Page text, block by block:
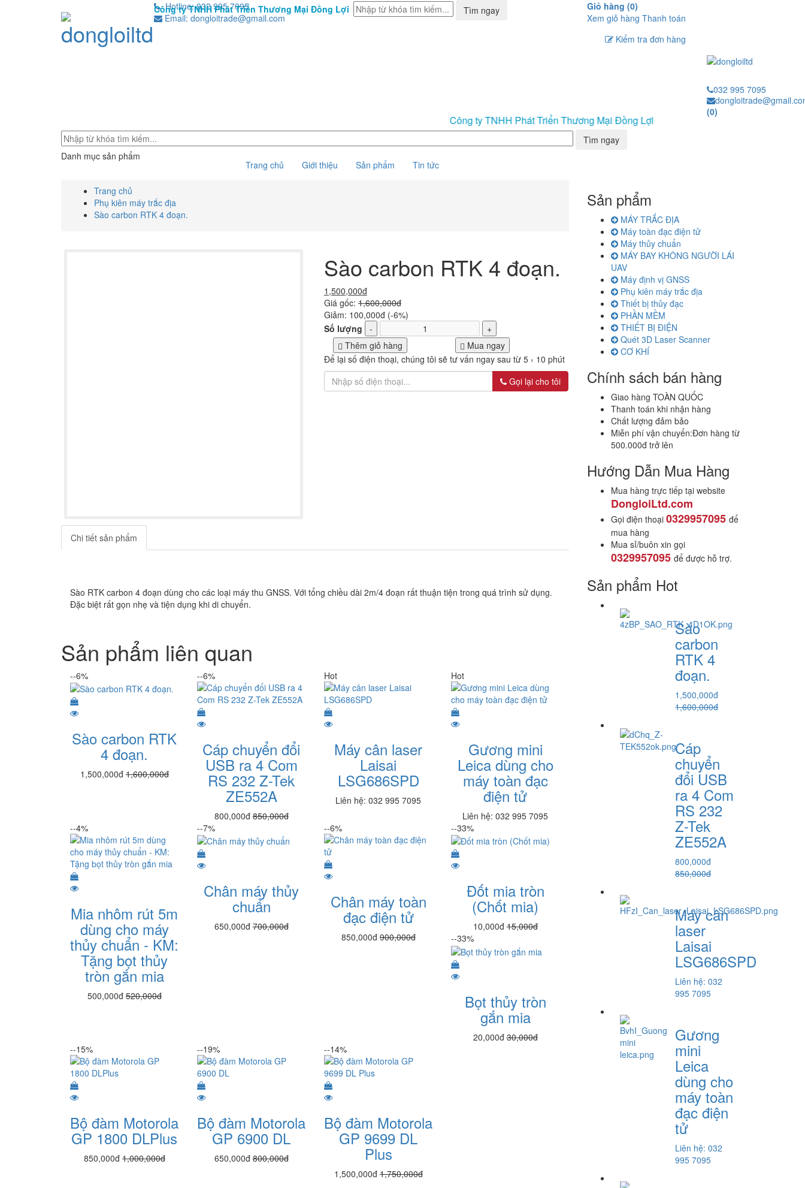
Công ty TNHH Phát Triển Thương Mại Đồng Lợi
Hotline: 032 995 7095
Email: dongloitrade@gmail.com
Tìm ngay Giỏ hàng (0)
Xem giỏ hàng Thanh toán
Kiểm tra đơn hàng
032 995 7095
(0)
Công ty TNHH Phát Triển Thương Mại Đồng Lợi
Tìm ngay
Danh mục sản phẩm
Trang chủ Giới thiệu Sản phẩm Tin tức
Trang chủ
Phụ kiên máy trắc địa
Sào carbon RTK 4 đoạn.
Sào carbon RTK 4 đoạn.
1,500,000đ
Giá gốc:1,600,000đ
Giảm: 100,000đ (-6%)
Số lượng
-
+
Thêm giỏ hàng
Mua ngay
Để lại số điện thoại, chúng tôi sẽ tư vấn ngay sau từ 5 › 10 phút
Gọi lại cho tôi
Chi tiết sản phẩm
Sào RTK carbon 4 đoạn dùng cho các loại máy thu GNSS. Với tổng chiều dài 2m/4 đoạn rất thuận tiện trong quá trình sử dụng.
Đặc biệt rất gọn nhẹ và tiện dụng khi di chuyển.
Sản phẩm liên quan
--6%
Sào carbon RTK
4 đoạn.
1,500,000đ 1,600,000đ
--6%
Cáp chuyển đổi
USB ra 4 Com
RS 232 Z-Tek
ZE552A
800,000đ 850,000đ
Hot
Máy cân laser
Laisai
LSG686SPD
Liên hệ: 032 995 7095
Hot
Gương mini
Leica dùng cho
máy toàn đạc
điện tử
Liên hệ: 032 995 7095
--4%
Mia nhôm rút 5m
dùng cho máy
thủy chuẩn - KM:
Tặng bọt thủy
tròn gắn mia
500,000đ 520,000đ
--7%
Chân máy thủy
chuẩn
650,000đ 700,000đ
--6%
Chân máy toàn
đạc điện tử
850,000đ 900,000đ
--33%
Đốt mia tròn
(Chốt mia)
10,000đ 15,000đ
--33%
Bọt thủy tròn
gắn mia
20,000đ 30,000đ
--15%
Bộ đàm Motorola
GP 1800 DLPlus
850,000đ 1,000,000đ
--19%
Bộ đàm Motorola
GP 6900 DL
650,000đ 800,000đ
--14%
Bộ đàm Motorola
GP 9699 DL
Plus
1,500,000đ 1,750,000đ
Sản phẩm
MÁY TRẮC ĐỊA
Máy toàn đạc điện tử
Máy thủy chuẩn
MÁY BAY KHÔNG NGƯỜI LÁI
UAV
Máy định vị GNSS
Phụ kiên máy trắc địa
Thiết bị thủy đạc
PHẦN MỀM
THIẾT BỊ ĐIỆN
Quét 3D Laser Scanner
CƠ KHÍ
Chính sách bán hàng
Giao hàng TOÀN QUỐC
Thanh toán khi nhận hàng
Chất lượng đảm bảo
Miễn phí vận chuyển:Đơn hàng từ
500.000đ trở lên
Hướng Dẫn Mua Hàng
Mua hàng trực tiếp tại website
DongloiLtd.com
Gọi điện thoại 0329957095 để
mua hàng
Mua sỉ/buôn xin gọi
0329957095 để được hỗ trợ.
Sản phẩm Hot
Sào
carbon
RTK 4
đoạn.
1,500,000đ
1,600,000đ
Cáp
chuyển
đổi USB
ra 4 Com
RS 232
Z-Tek
ZE552A
800,000đ
850,000đ
Máy cân
laser
Laisai
LSG686SPD
Liên hệ: 032
995 7095
Gương
mini
Leica
dùng cho
máy toàn
đạc điện
tử
Liên hệ: 032
995 7095